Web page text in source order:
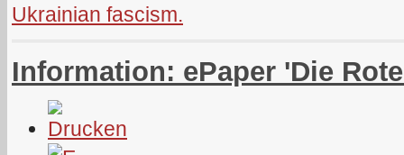
Ukrainian fascism.
Information: ePaper 'Die